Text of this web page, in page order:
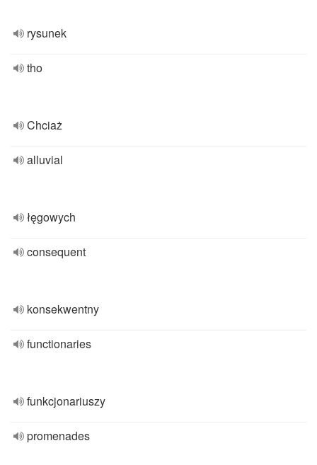
rysunek
tho
Chciaż
alluvial
łęgowych
consequent
konsekwentny
functionaries
funkcjonariuszy
promenades